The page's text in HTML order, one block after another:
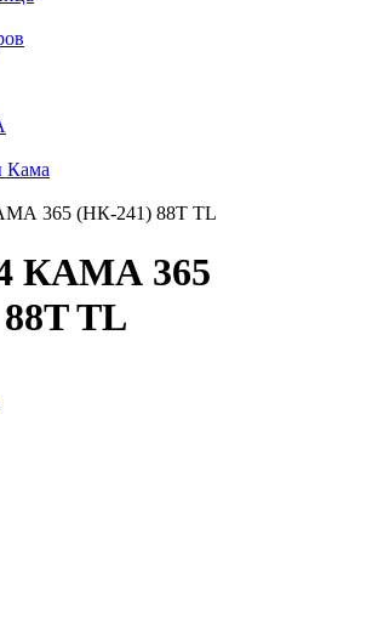
Кама
365 (НК-241) 88T TL
КАМА 365
TL